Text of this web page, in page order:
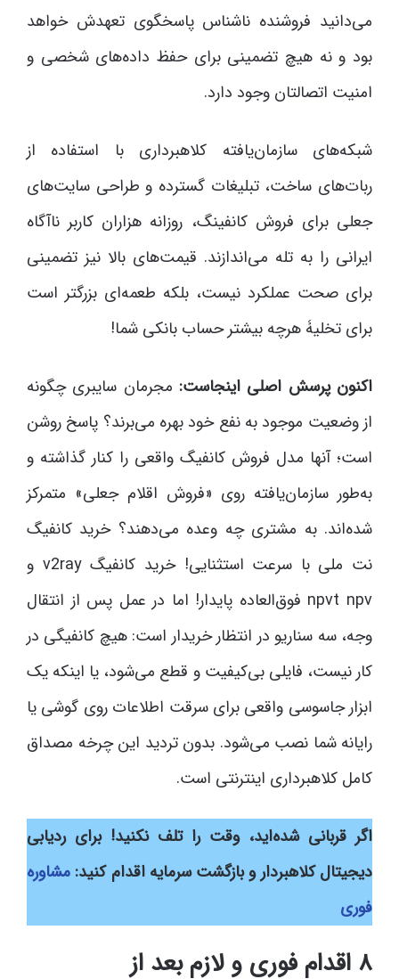
می‌دانید فروشنده ناشناس پاسخگوی تعهدش خواهد
بود و نه هیچ تضمینی برای حفظ داده‌های شخصی و
امنیت اتصالتان وجود دارد.
شبکه‌های سازمان‌یافته کلاهبرداری با استفاده از
ربات‌های ساخت، تبلیغات گسترده و طراحی سایت‌های
جعلی برای فروش کانفینگ، روزانه هزاران کاربر ناآگاه
ایرانی را به تله می‌اندازند. قیمت‌های بالا نیز تضمینی
برای صحت عملکرد نیست، بلکه طعمه‌ای بزرگتر است
برای تخلیۀ هرچه بیشتر حساب بانکی شما!
اکنون پرسش اصلی اینجاست: مجرمان سایبری چگونه
از وضعیت موجود به نفع خود بهره می‌برند؟ پاسخ روشن
است؛ آنها مدل فروش کانفیگ واقعی را کنار گذاشته و
به‌طور سازمان‌یافته روی «فروش اقلام جعلی» متمرکز
شده‌اند. به مشتری چه وعده می‌دهند؟ خرید کانفیگ
نت ملی با سرعت استثنایی! خرید کانفیگ v2ray و
npvt npv فوق‌العاده پایدار! اما در عمل پس از انتقال
وجه، سه سناریو در انتظار خریدار است: هیچ کانفیگی در
کار نیست، فایلی بی‌کیفیت و قطع می‌شود، یا اینکه یک
ابزار جاسوسی واقعی برای سرقت اطلاعات روی گوشی یا
رایانه شما نصب می‌شود. بدون تردید این چرخه مصداق
کامل کلاهبرداری اینترنتی است.
اگر قربانی شده‌اید، وقت را تلف نکنید! برای ردیابی
دیجیتال کلاهبردار و بازگشت سرمایه اقدام کنید: مشاوره
فوری
۸ اقدام فوری و لازم بعد از